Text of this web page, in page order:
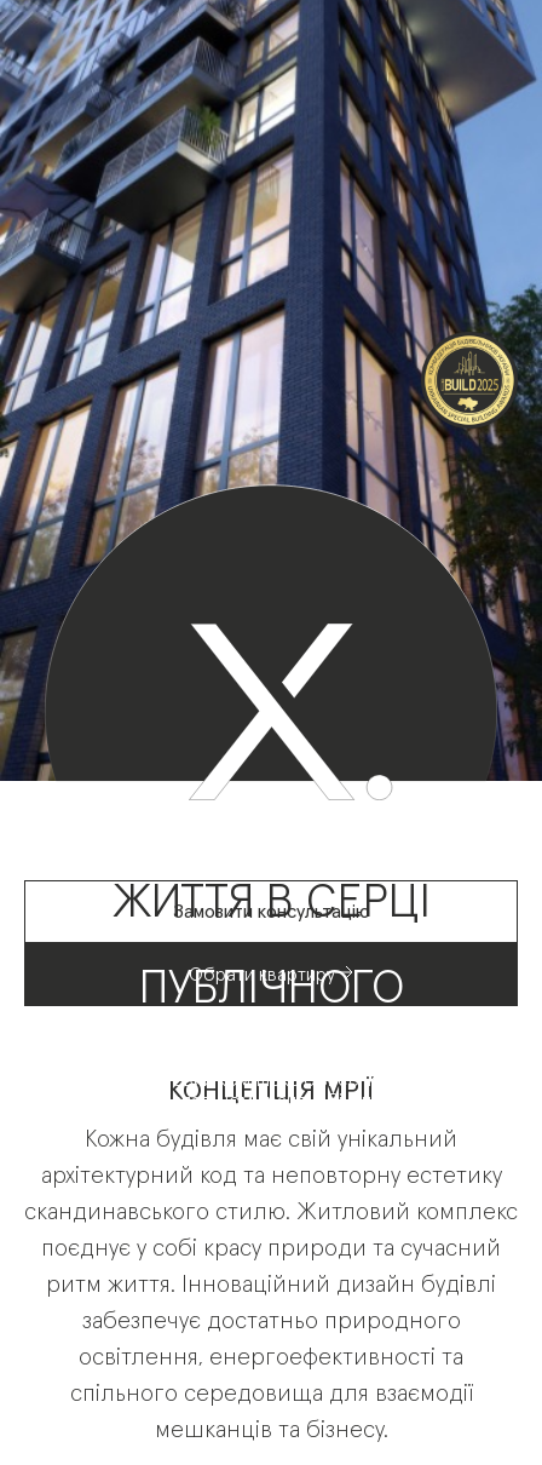
ЖИТТЯ В СЕРЦІ
ПУБЛІЧНОГО
Житловий комплекс бізнес-класу
в спальному районі Вінниці
Замовити консультацію
Обрати квартиру
КОНЦЕПЦІЯ МРІЇ
Кожна будівля має свій унікальний
архітектурний код та неповторну естетику
скандинавського стилю. Житловий комплекс
поєднує у собі красу природи та сучасний
ритм життя. Інноваційний дизайн будівлі
забезпечує достатньо природного
освітлення, енергоефективності та
спільного середовища для взаємодії
мешканців та бізнесу.